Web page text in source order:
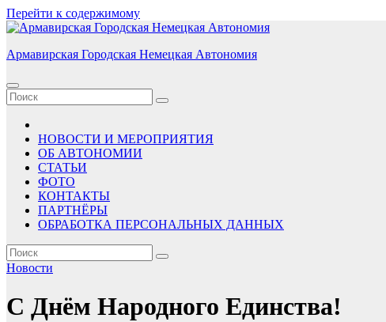
Перейти к содержимому
Армавирская Городская Немецкая Автономия
НОВОСТИ И МЕРОПРИЯТИЯ
ОБ АВТОНОМИИ
СТАТЬИ
ФОТО
КОНТАКТЫ
ПАРТНЁРЫ
ОБРАБОТКА ПЕРСОНАЛЬНЫХ ДАННЫХ
Новости
С Днём Народного Единства!